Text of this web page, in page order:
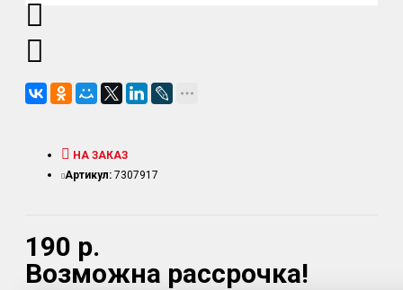
190 р.
Возможна рассрочка!
НА ЗАКАЗ
Артикул: 7307917